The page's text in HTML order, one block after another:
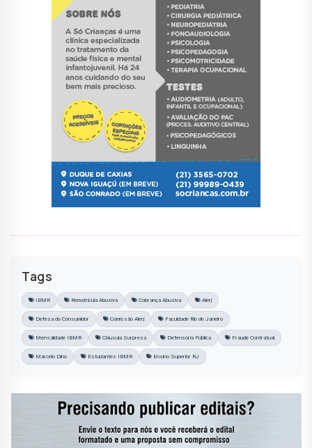
Tags
IBMR Rematrícula Abusiva Cobrança Abusiva Alerj
Defesa do Consumidor Comissão Alerj Faculdade Rio de Janeiro
Mensalidade IBMR Cláusula Surpresa Defensoria Pública Fraude Contratual
Marcelo Dino Estudantes IBMR Ensino Superior RJ